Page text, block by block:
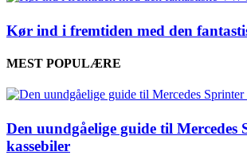
Kør ind i fremtiden med den
MEST POPULÆRE
Den uundgåelige guide til Mercedes
kassebiler